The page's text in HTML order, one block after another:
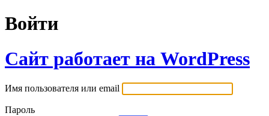
Войти
Сайт работает на WordPress
Имя пользователя или email
Пароль